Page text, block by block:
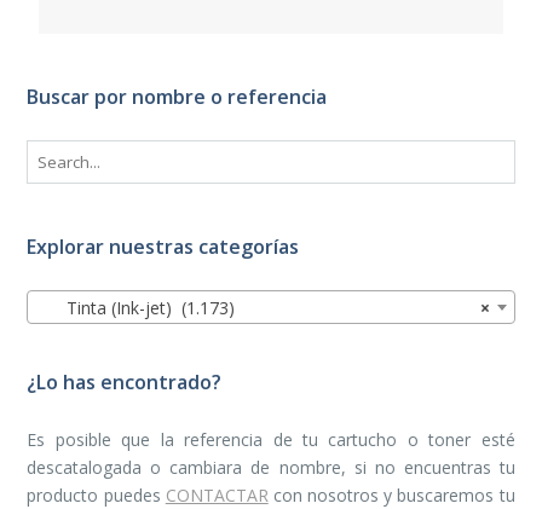
Buscar por nombre o referencia
Explorar nuestras categorías
×
Tinta (Ink-jet) (1.173)
¿Lo has encontrado?
Es posible que la referencia de tu cartucho o toner esté
descatalogada o cambiara de nombre, si no encuentras tu
producto puedes CONTACTARcon nosotros y buscaremos tu